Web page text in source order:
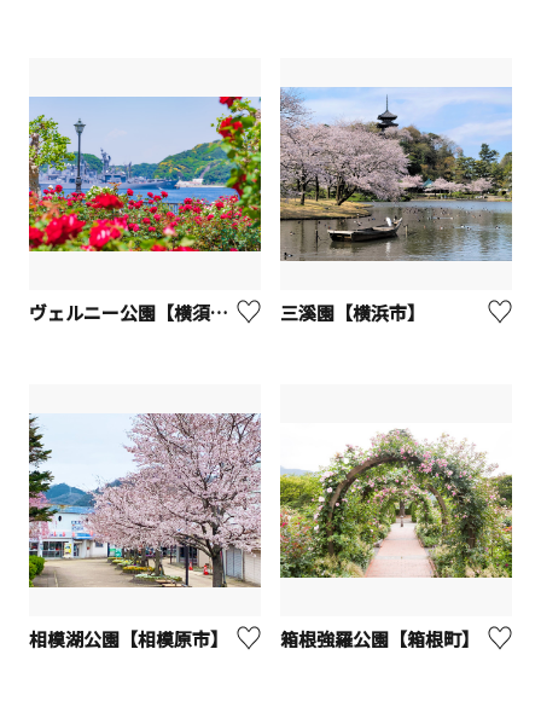
ヴェルニー公園【横須賀市】 三溪園【横浜市】
相模湖公園【相模原市】 箱根強羅公園【箱根町】